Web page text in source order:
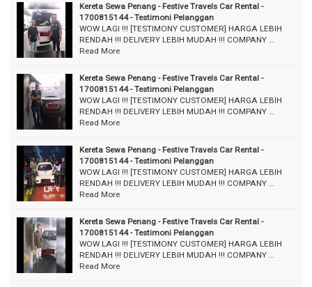
Kereta Sewa Penang - Festive Travels Car Rental -
1700815144 - Testimoni Pelanggan
WOW LAGI !!! [TESTIMONY CUSTOMER] HARGA LEBIH
RENDAH !!! DELIVERY LEBIH MUDAH !!! COMPANY …
Read More
Kereta Sewa Penang - Festive Travels Car Rental -
1700815144 - Testimoni Pelanggan
WOW LAGI !!! [TESTIMONY CUSTOMER] HARGA LEBIH
RENDAH !!! DELIVERY LEBIH MUDAH !!! COMPANY …
Read More
Kereta Sewa Penang - Festive Travels Car Rental -
1700815144 - Testimoni Pelanggan
WOW LAGI !!! [TESTIMONY CUSTOMER] HARGA LEBIH
RENDAH !!! DELIVERY LEBIH MUDAH !!! COMPANY …
Read More
Kereta Sewa Penang - Festive Travels Car Rental -
1700815144 - Testimoni Pelanggan
WOW LAGI !!! [TESTIMONY CUSTOMER] HARGA LEBIH
RENDAH !!! DELIVERY LEBIH MUDAH !!! COMPANY …
Read More